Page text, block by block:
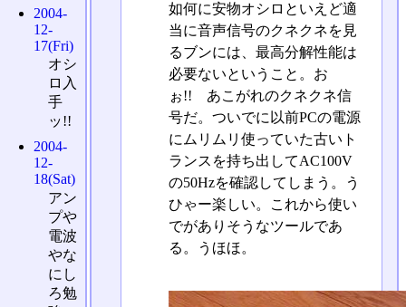
如何に安物オシロといえど適
当に音声信号のクネクネを見
るブンには、最高分解性能は
必要ないということ。お
ぉ!! あこがれのクネクネ信
号だ。ついでに以前PCの電源
にムリムリ使っていた古いト
ランスを持ち出してAC100V
の50Hzを確認してしまう。う
ひゃー楽しい。これから使い
でがありそうなツールであ
る。うほほ。
2004-
12-
17(Fri)
オシ
ロ入
手
ッ!!
2004-
12-
18(Sat)
アン
プや
電波
やな
にし
ろ勉